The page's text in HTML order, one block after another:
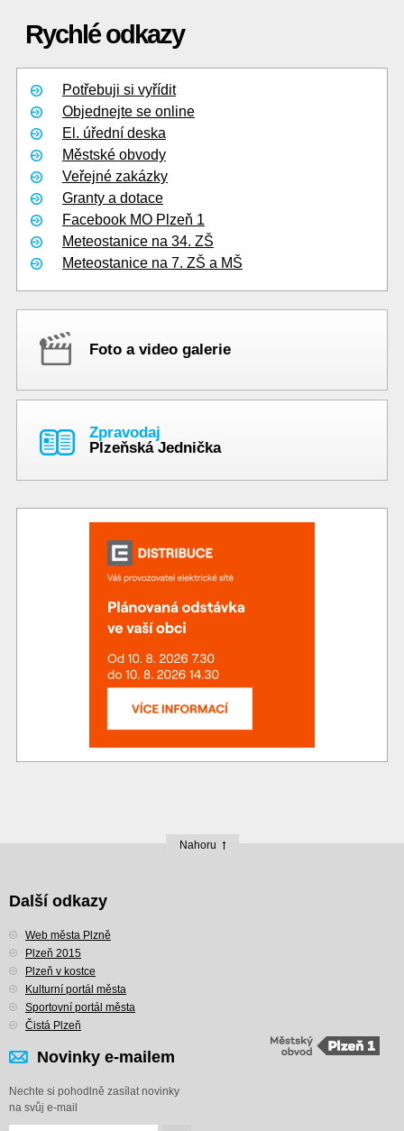
Rychlé odkazy
Potřebuji si vyřídit
Objednejte se online
El. úřední deska
Městské obvody
Veřejné zakázky
Granty a dotace
Facebook MO Plzeň 1
Meteostanice na 34. ZŠ
Meteostanice na 7. ZŠ a MŠ
Foto a video galerie
Zpravodaj
Plzeňská Jednička
Nahoru
Další odkazy
Web města Plzně
Plzeň 2015
Plzeň v kostce
Kulturní portál města
Sportovní portál města
Čistá Plzeň
Novinky e-mailem
Nechte si pohodlně zasílat novinky
na svůj e-mail